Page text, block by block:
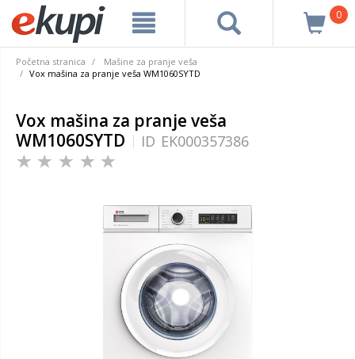
0
Početna stranica
Mašine za pranje veša
Vox mašina za pranje veša WM1060SYTD
Vox mašina za pranje veša
WM1060SYTD
ID EK000357386